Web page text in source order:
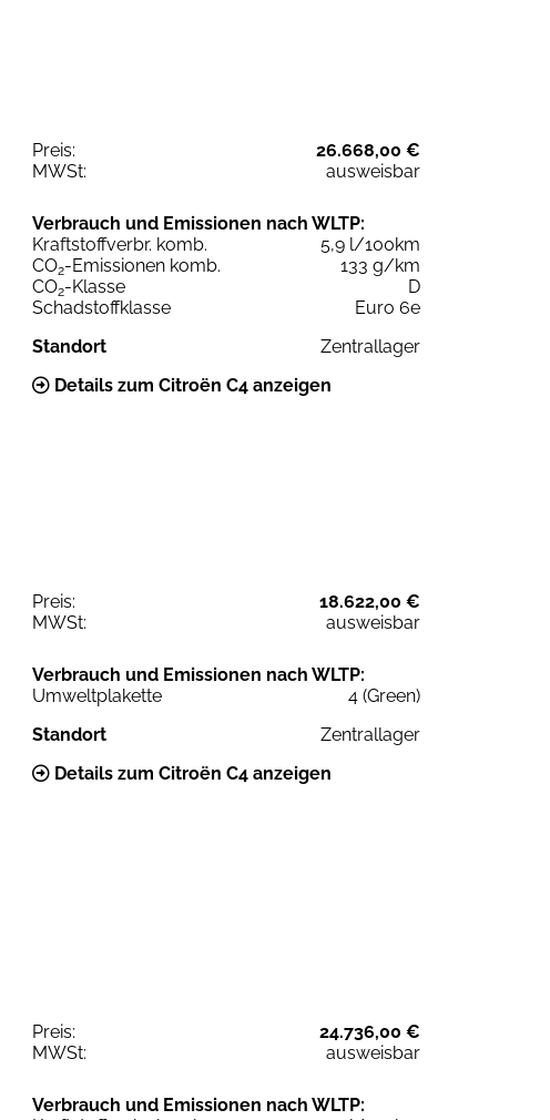
Preis:
26.668,00 €
MWSt:
ausweisbar
Verbrauch und Emissionen nach WLTP:
Kraftstoffverbr. komb.
5,9 l/100km
CO2-Emissionen komb.
133 g/km
CO2-Klasse
D
Schadstoffklasse
Euro 6e
Standort
Zentrallager
Details zum Citroën C4 anzeigen
Preis:
18.622,00 €
MWSt:
ausweisbar
Verbrauch und Emissionen nach WLTP:
Umweltplakette
4 (Green)
Standort
Zentrallager
Details zum Citroën C4 anzeigen
Preis:
24.736,00 €
MWSt:
ausweisbar
Verbrauch und Emissionen nach WLTP: